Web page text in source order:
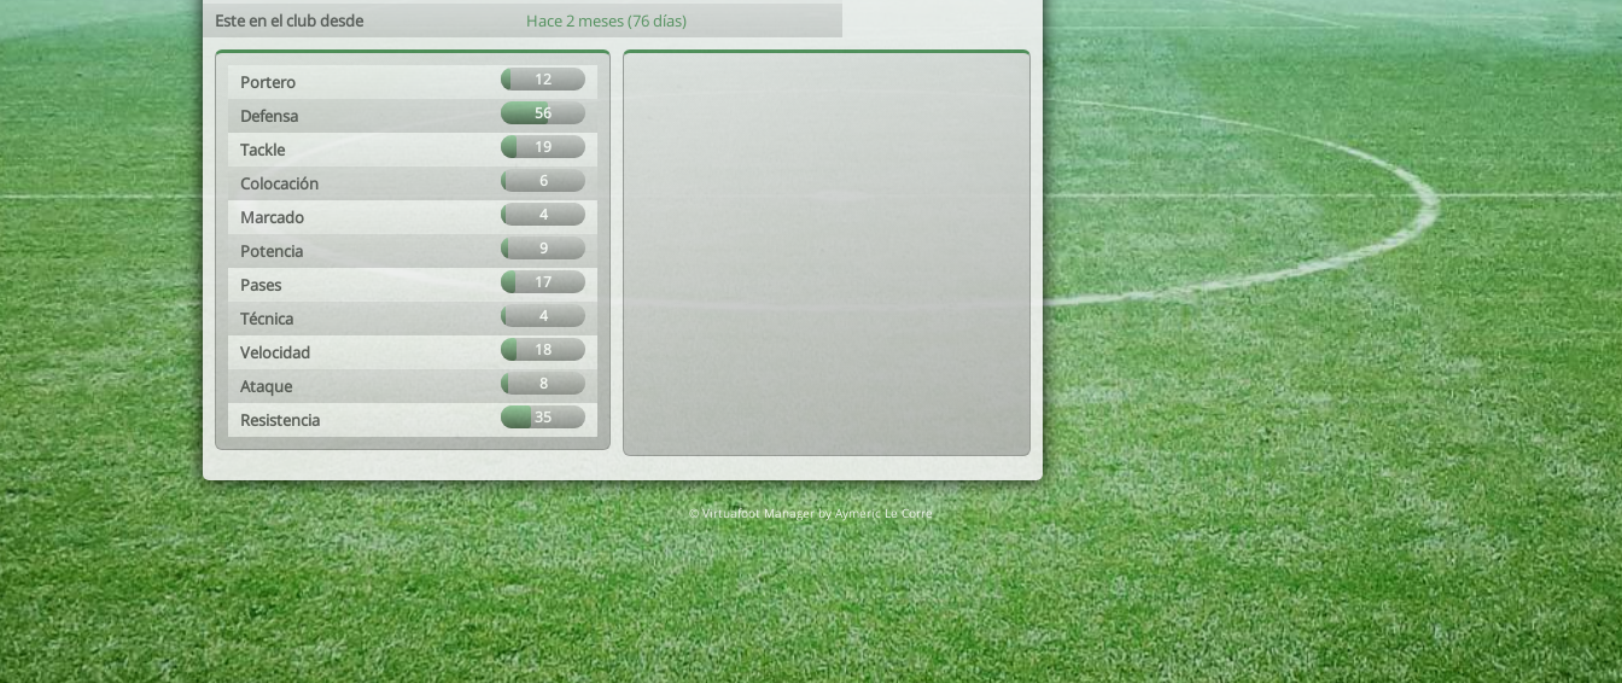
Este en el club desde
Hace 2 meses (76 días)
Portero 12
Defensa 56
Tackle 19
Colocación 6
Marcado 4
Potencia 9
Pases 17
Técnica 4
Velocidad 18
Ataque 8
Resistencia 35
© Virtuafoot Manager by Aymeric Le Corre